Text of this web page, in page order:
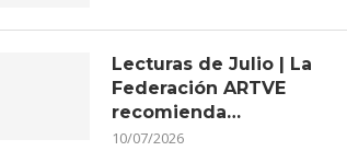
Lecturas de Julio | La
Federación ARTVE
recomienda…
10/07/2026